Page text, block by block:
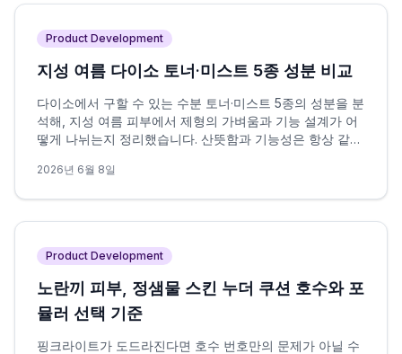
Product Development
지성 여름 다이소 토너·미스트 5종 성분 비교
다이소에서 구할 수 있는 수분 토너·미스트 5종의 성분을 분
석해, 지성 여름 피부에서 제형의 가벼움과 기능 설계가 어
떻게 나뉘는지 정리했습니다. 산뜻함과 기능성은 항상 같은
다.
2026년 6월 8일
Product Development
노란끼 피부, 정샘물 스킨 누더 쿠션 호수와 포
뮬러 선택 기준
핑크라이트가 도드라진다면 호수 번호만의 문제가 아닐 수